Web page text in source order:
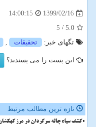
1399/02/16
14:00:15
5.0
/ 5
تگهای خبر:
تحقیقات ,
این پست را می پسندید؟
تازه ترین مطالب مرتبط
کشف سیاه چاله سرگردان در مرز